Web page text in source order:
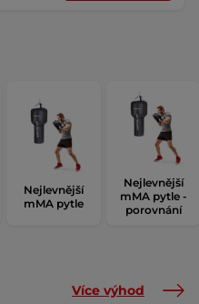
Nejlevnější
mMA pytle
Nejlevnější
mMA pytle -
porovnání
Více výhod